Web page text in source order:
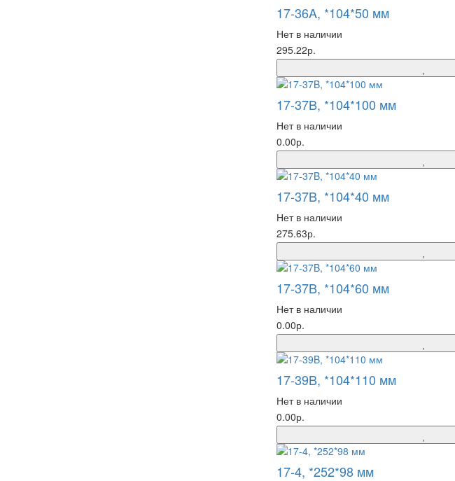
17-36A, *104*50 мм
Нет в наличии
295.22р.
17-37B, *104*100 мм
Нет в наличии
0.00р.
17-37B, *104*40 мм
Нет в наличии
275.63р.
17-37B, *104*60 мм
Нет в наличии
0.00р.
17-39B, *104*110 мм
Нет в наличии
0.00р.
17-4, *252*98 мм